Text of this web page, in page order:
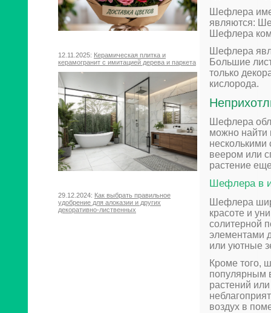
12.11.2025: Керамическая плитка и
керамогранит с имитацией дерева и паркета
29.12.2024: Как выбрать правильное
удобрение для алоказии и других
декоративно-лиственных
Шефлера
являются:
Шефлера
Шефлера
Большие
только
кислорода.
Шефлера
можно найти
веером или
растение
Шефлера в
Шефлера
красоте и
солитерной
элементами
или уютные
Кроме того,
популярным
растений
воздух в